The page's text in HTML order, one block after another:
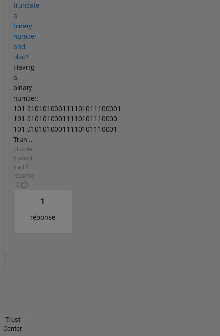
truncate
a
binary
number
and
else?
Having
a
binary
number:
101.010101000111101011100001
101.01010100011110101110000
101.01010100011110101110001
Trun...
plus de
6 ans il
y a | 1
réponse
| 0
1
réponse
Trust
Center